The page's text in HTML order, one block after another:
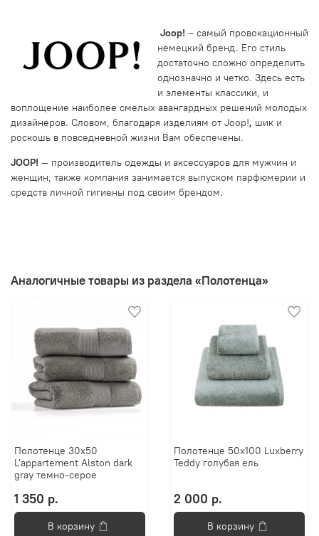
Joop! – самый провокационный
немецкий бренд. Его стиль
достаточно сложно определить
однозначно и четко. Здесь есть
и элементы классики, и
воплощение наиболее смелых авангардных решений молодых
дизайнеров. Словом, благодаря изделиям от Joop!, шик и
роскошь в повседневной жизни Вам обеспечены.
JOOP! — производитель одежды и аксессуаров для мужчин и
женщин, также компания занимается выпуском парфюмерии и
средств личной гигиены под своим брендом.
Аналогичные товары из раздела «Полотенца»
Полотенце 30х50
L'appartement Alston dark
gray темно-серое
1 350 р.
В корзину
Полотенце 50х100 Luxberry
Teddy голубая ель
2 000 р.
В корзину